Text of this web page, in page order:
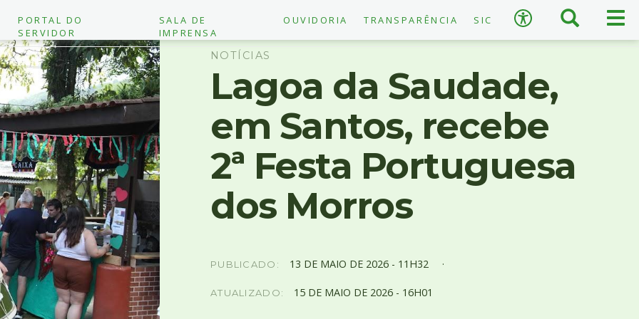
Busca
Acessibilidade
PORTAL DO
SERVIDOR
SALA DE
IMPRENSA
OUVIDORIA TRANSPARÊNCIA SIC ×
A−
↺ Restaurar padrão
NOTÍCIAS
Lagoa da Saudade,
em Santos, recebe
2ª Festa Portuguesa
dos Morros
PUBLICADO: 13 DE MAIO DE 2026 - 11H32
ATUALIZADO: 15 DE MAIO DE 2026 - 16H01